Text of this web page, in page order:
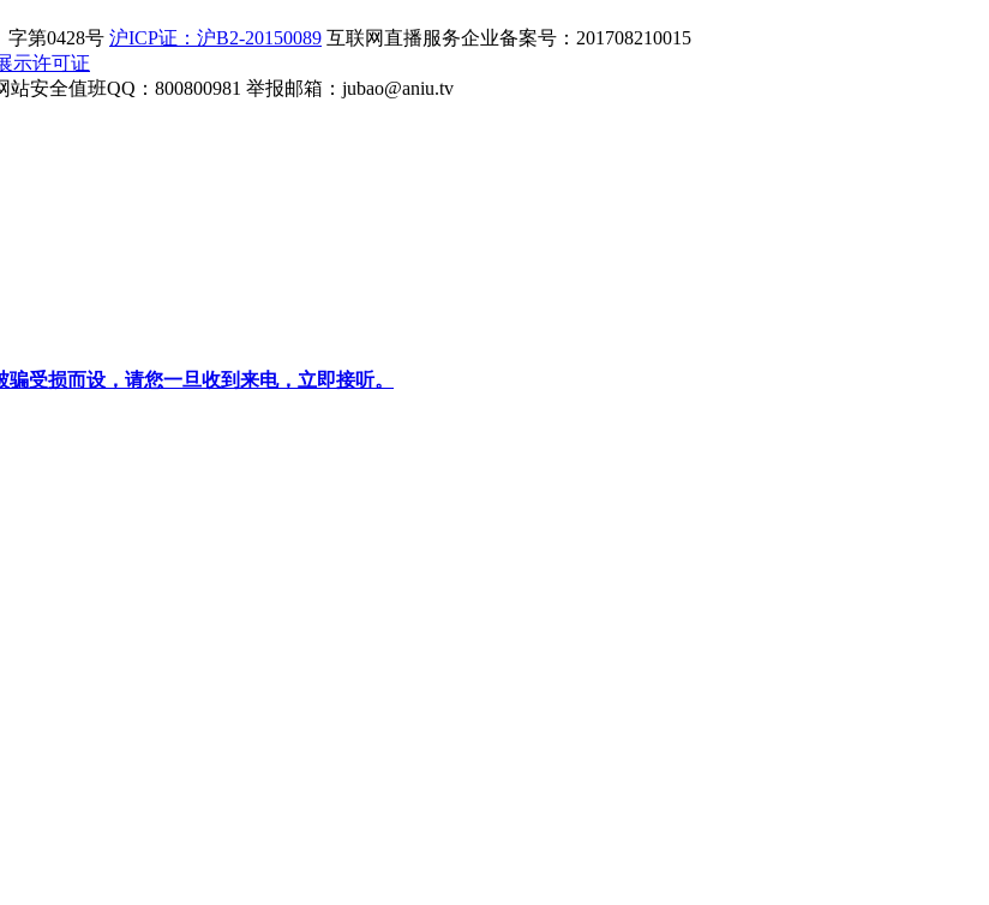
字第0428号 沪ICP证：沪B2-20150089 互联网直播服务企业备案号：201708210015
示许可证
站安全值班QQ：800800981 举报邮箱： jubao@aniu.tv
受损而设，请您一旦收到来电，立即接听。